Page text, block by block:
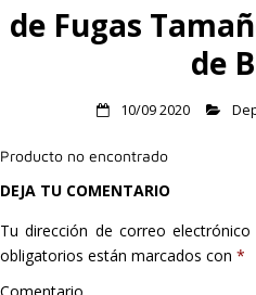
Blog
Listas
Moda
de Fugas
de
10/09 2020
Producto no encontrado
DEJA TU COMENTARIO
Tu dirección de correo electrónico
obligatorios están marcados con *